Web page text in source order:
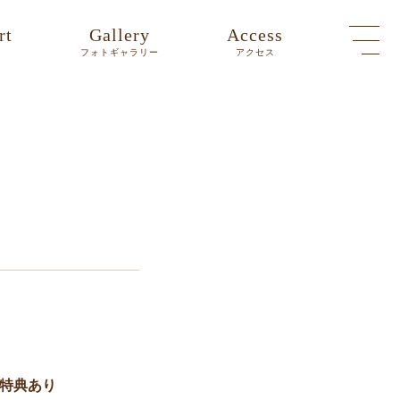
Gallery
フォトギャラリー
Access
アクセス